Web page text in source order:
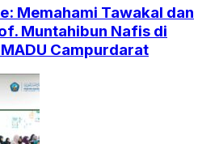
Memahami Tawakal dan
Muntahibun Nafis di
Campurdarat